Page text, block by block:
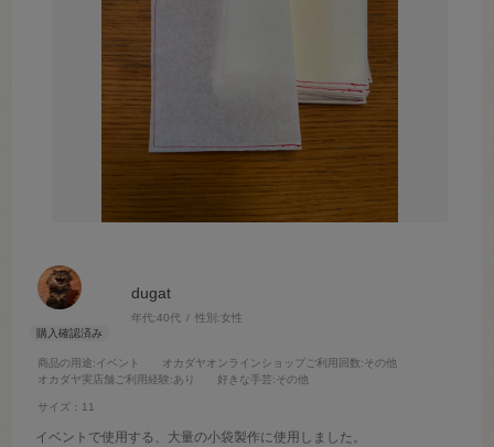
dugat
年代:40代 性別:女性
商品の用途:イベント オカダヤオンラインショップご利用回数:その他
オカダヤ実店舗ご利用経験:あり 好きな手芸:その他
サイズ：11
イベントで使用する、大量の小袋製作に使用しました。